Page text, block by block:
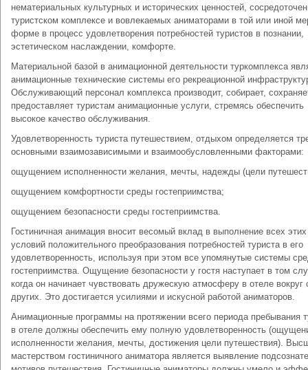
нематериальных культурных и исторических ценностей,
туристском комплексе и вовлекаемых аниматорами в той или иной
форме в процесс удовлетворения потребностей туристов в познании,
эстетическом наслаждении, комфорте.
Материальной базой в анимационной деятельности туркомплекса
анимационные технические системы его рекреационной
Обслуживающий персонал комплекса производит, собирает,
предоставляет туристам анимационные услуги, стремясь обеспечить
высокое качество обслуживания.
Удовлетворенность туриста путешествием, отдыхом определяется
основными взаимозависимыми и взаимообусловленными факторами:
ощущением исполненности желания, мечты, надежды (цели
ощущением комфортности среды гостеприимства;
ощущением безопасности среды гостеприимства.
Гостиничная анимация вносит весомый вклад в выполнение всех этих
условий положительного преобразования потребностей туриста в его
удовлетворенность, используя при этом все упомянутые системы
гостеприимства. Ощущение безопасности у гостя наступает в том
когда он начинает чувствовать дружескую атмосферу в отеле вокруг
других. Это достигается усилиями и искусной работой аниматоров.
Анимационные программы на протяжении всего периода пребывания
в отеле должны обеспечить ему полную удовлетворенность
исполненности желания, мечты, достижения цели путешествия).
мастерством гостиничного аниматора является выявление